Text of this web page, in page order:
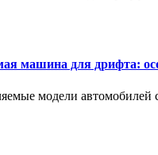
машина для дрифта:
модели автомобилей